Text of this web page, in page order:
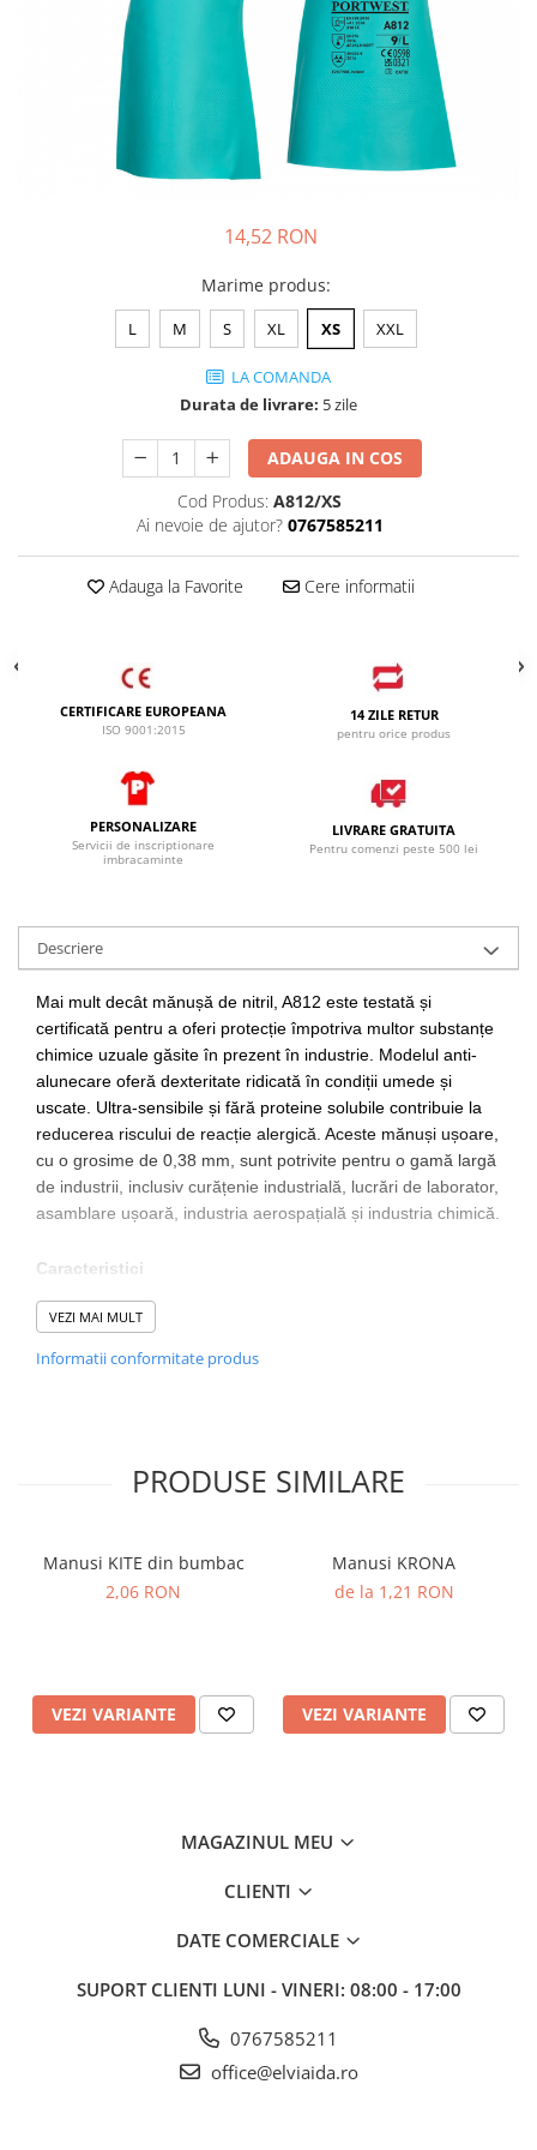
JACHETE DE LUCRU
PANTALONI DE LUCRU
JACHETE VATUITE
INDUSTRIA ALIMENTARA
GENUNCHIERE
FESURI, SEPCI, CAPISOANE
14,52 RON
Marime produs:
L M S XL XS XXL
LA COMANDA
Durata de livrare: 5 zile
ADAUGA IN COS
Cod Produs: A812/XS
Ai nevoie de ajutor? 0767585211
Adauga la Favorite Cere informatii
CERTIFICARE EUROPEANA
ISO 9001:2015
14 ZILE RETUR
pentru orice produs
PERSONALIZARE
Servicii de inscriptionare
imbracaminte
LIVRARE GRATUITA
Pentru comenzi peste 500 lei
Descriere
Mai mult decât mănușă de nitril, A812 este testată și
certificată pentru a oferi protecție împotriva multor substanțe
chimice uzuale găsite în prezent în industrie. Modelul anti-
alunecare oferă dexteritate ridicată în condiții umede și
uscate. Ultra-sensibile și fără proteine ​​solubile contribuie la
reducerea riscului de reacție alergică. Aceste mănuși ușoare,
cu o grosime de 0,38 mm, sunt potrivite pentru o gamă largă
de industrii, inclusiv curățenie industrială, lucrări de laborator,
asamblare ușoară, industria aerospațială și industria chimică.
Caracteristici
Fără silicon - Ideal pentru producție, aplicații de
vopsire, electronică și manipulare sticlei, unde siliconul
este problematic
Grosime 0.38mm
prezentarea pentru vânzările cu amănuntul
Siguranță alimentară CE
Nitril, Bumbac
VEZI MAI MULT
Informatii conformitate produs
PRODUSE SIMILARE
Manusi KITE din bumbac
2,06 RON
VEZI VARIANTE
Manusi KRONA
de la 1,21 RON
VEZI VARIANTE
MAGAZINUL MEU
CLIENTI
DATE COMERCIALE
SUPORT CLIENTI LUNI - VINERI: 08:00 - 17:00
0767585211
office@elviaida.ro